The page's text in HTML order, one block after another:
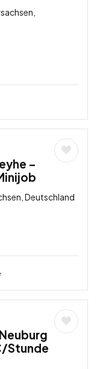
–
Deutschland
Stunde